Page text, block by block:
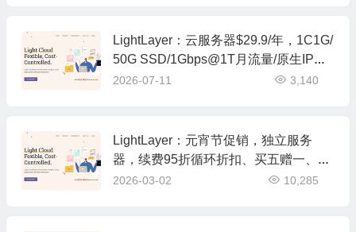
LightLayer：云服务器$29.9/年，1C1G/
50G SSD/1Gbps@1T月流量/原生IP，
机房位于美国洛杉矶
2026-07-11 3,140
LightLayer：元宵节促销，独立服务
器，续费95折循环折扣、买五赠一、买
十赠二，持续时间至3月底
2026-03-02 10,285